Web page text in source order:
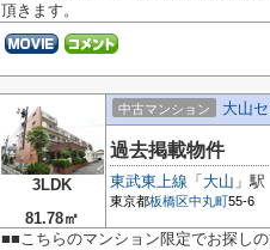
頂きます。
3LDK
81.78㎡
中古マンション 大山
過去掲載物件
東武東上線 「 大山 」駅
東京都板橋区中丸町55-6
■■こちらのマンション限定でお探し